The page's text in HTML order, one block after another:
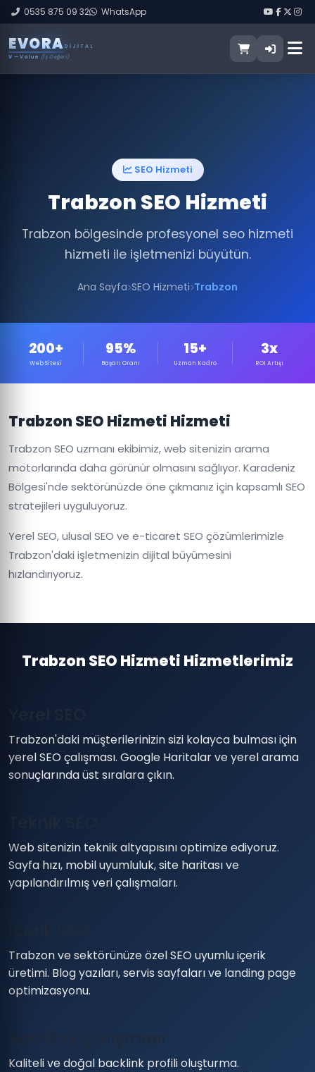
0535 875 09 32 WhatsApp
EVORA DIJITAL
V — Value (İş Değeri)
SEO Hizmeti
Trabzon SEO Hizmeti
Trabzon bölgesinde profesyonel seo hizmeti
hizmeti ile işletmenizi büyütün.
Ana Sayfa SEO Hizmeti Trabzon
200+
Web Sitesi
95%
Başarı Oranı
15+
Uzman Kadro
3x
ROI Artışı
Trabzon SEO Hizmeti Hizmeti
Trabzon SEO uzmanı ekibimiz, web sitenizin arama
motorlarında daha görünür olmasını sağlıyor. Karadeniz
Bölgesi'nde sektörünüzde öne çıkmanız için kapsamlı SEO
stratejileri uyguluyoruz.
Yerel SEO, ulusal SEO ve e-ticaret SEO çözümlerimizle
Trabzon'daki işletmenizin dijital büyümesini
hızlandırıyoruz.
Trabzon SEO Hizmeti Hizmetlerimiz
Trabzon'daki müşterilerinizin sizi kolayca bulması için
yerel SEO çalışması. Google Haritalar ve yerel arama
sonuçlarında üst sıralara çıkın.
Web sitenizin teknik altyapısını optimize ediyoruz.
Sayfa hızı, mobil uyumluluk, site haritası ve
yapılandırılmış veri çalışmaları.
Trabzon ve sektörünüze özel SEO uyumlu içerik
üretimi. Blog yazıları, servis sayfaları ve landing page
optimizasyonu.
Backlink Çalışması
Kaliteli ve doğal backlink profili oluşturma.